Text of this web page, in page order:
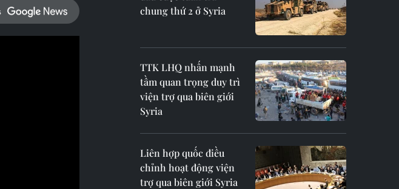
chung thứ 2 ở Syria
TTK LHQ nhấn mạnh
tầm quan trọng duy trì
viện trợ qua biên giới
Syria
Liên hợp quốc điều
chỉnh hoạt động viện
trợ qua biên giới Syria